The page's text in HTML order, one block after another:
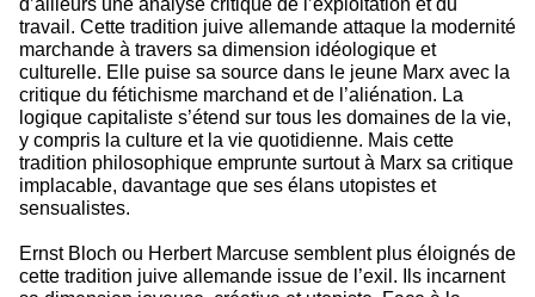
travail. Cette tradition juive allemande attaque la modernité
marchande à travers sa dimension idéologique et
culturelle. Elle puise sa source dans le jeune Marx avec la
critique du fétichisme marchand et de l’aliénation. La
logique capitaliste s’étend sur tous les domaines de la vie,
y compris la culture et la vie quotidienne. Mais cette
tradition philosophique emprunte surtout à Marx sa critique
implacable, davantage que ses élans utopistes et
sensualistes.
Ernst Bloch ou Herbert Marcuse semblent plus éloignés de
cette tradition juive allemande issue de l’exil. Ils incarnent